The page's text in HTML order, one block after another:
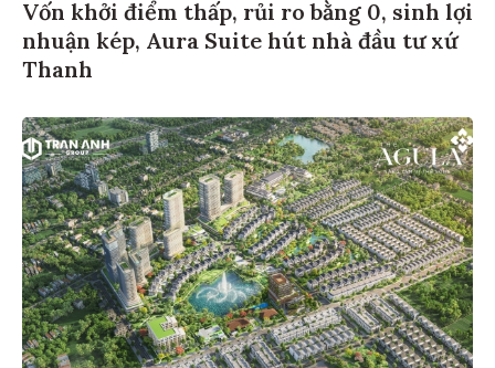
Vốn khởi điểm thấp, rủi ro bằng 0, sinh lợi
nhuận kép, Aura Suite hút nhà đầu tư xứ
Thanh